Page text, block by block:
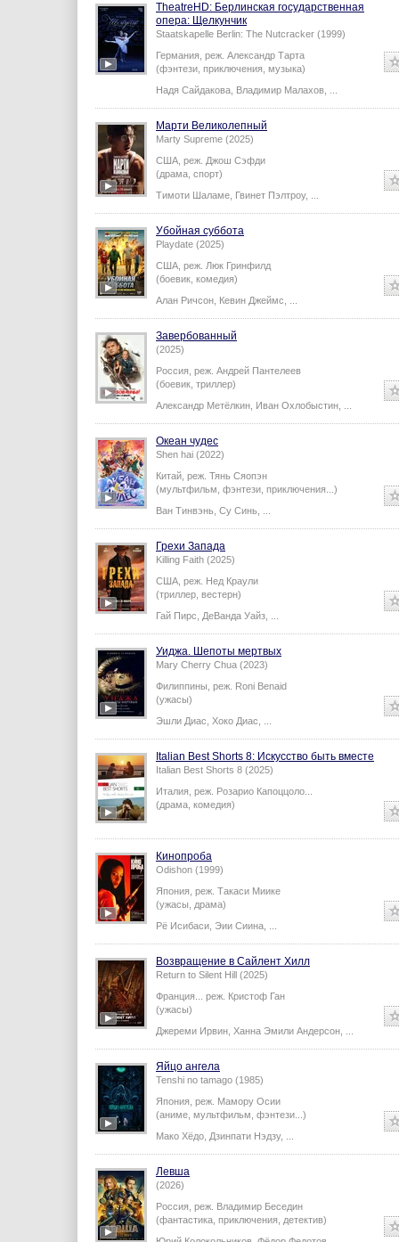
TheatreHD: Берлинская государственная
опера: Щелкунчик
Staatskapelle Berlin: The Nutcracker (1999)
Германия, реж. Александр Тарта
(фэнтези, приключения, музыка)
Надя Сайдакова Владимир Малахов
Марти Великолепный
Marty Supreme (2025)
США, реж. Джош Сэфди
(драма, спорт)
Тимоти Шаламе Гвинет Пэлтроу,
Убойная суббота
Playdate (2025)
США, реж. Люк Гринфилд
(боевик, комедия)
Алан Ричсон Кевин Джеймс
Завербованный
(2025)
Россия, реж. Андрей Пантелеев
(боевик, триллер)
Александр Метёлкин Иван Охлобыстин
Океан чудес
Shen hai (2022)
Китай, реж. Тянь Сяопэн
(мультфильм, фэнтези, приключения...)
Ван Тинвэнь Су Синь
Грехи Запада
Killing Faith (2025)
США, реж. Нед Краули
(триллер, вестерн)
Гай Пирс
ДеВанда Уайз
Уиджа. Шепоты мертвых
Mary Cherry Chua (2023)
Филиппины, реж. Roni Benaid
(ужасы)
Эшли Диас Хоко Диас
Italian Best Shorts 8: Искусство быть вместе
Italian Best Shorts 8 (2025)
Италия, реж. Розарио Капоццоло
(драма, комедия)
Кинопроба
Odishon (1999)
Япония, реж. Такаси Миике
(ужасы, драма)
Рё Исибаси Эии Сиина
Возвращение в Сайлент Хилл
Return to Silent Hill (2025)
Франция... реж. Кристоф Ган
(ужасы)
Джереми Ирвин Ханна Эмили Андерсон
Яйцо ангела
Tenshi no tamago (1985)
Япония, реж. Мамору Осии
(аниме, мультфильм, фэнтези...)
Мако Хёдо Дзинпати Нэдзу,
Левша
(2026)
Россия, реж. Владимир Беседин
(фантастика, приключения, детектив)